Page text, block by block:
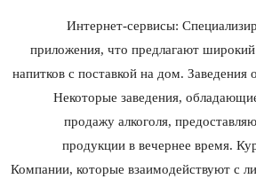
Интернет-сервисы:
приложения, что предлагают
напитков с поставкой на дом.
Некоторые заведения,
продажу алкоголя,
продукции в вечернее время.
Компании, которые взаимодействуют с